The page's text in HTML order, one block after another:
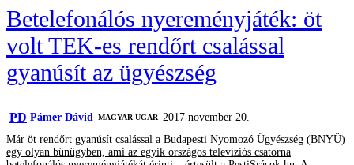
Betelefonálós nyereményjáték: öt
volt TEK-es rendőrt csalással
gyanúsít az ügyészség
PD Pámer Dávid MAGYAR UGAR 2017 november 20.
Már öt rendőrt gyanúsít csalással a Budapesti Nyomozó Ügyészség (BNYÜ)
egy olyan bűnügyben, ami az egyik országos televíziós csatorna